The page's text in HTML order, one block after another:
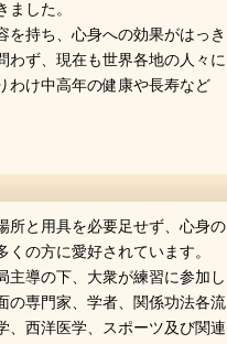
した。
を持ち、心身への効果がはっき
わず、現在も世界各地の人々に
わけ中高年の健康や長寿など
所と用具を必要足せず、心身の
の方に愛好されています。
主導の下、大衆が練習に参加し
の専門家、学者、関係功法各流
、西洋医学、スポーツ及び関連